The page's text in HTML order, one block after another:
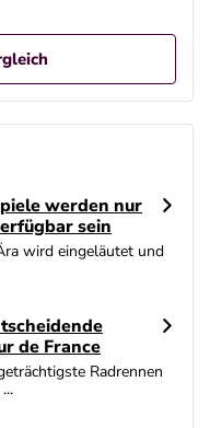
/5
werden nur
sein
wird eingeläutet und
de France
Radrennen